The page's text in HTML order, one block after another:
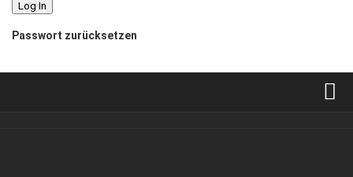
Passwort zurücksetzen